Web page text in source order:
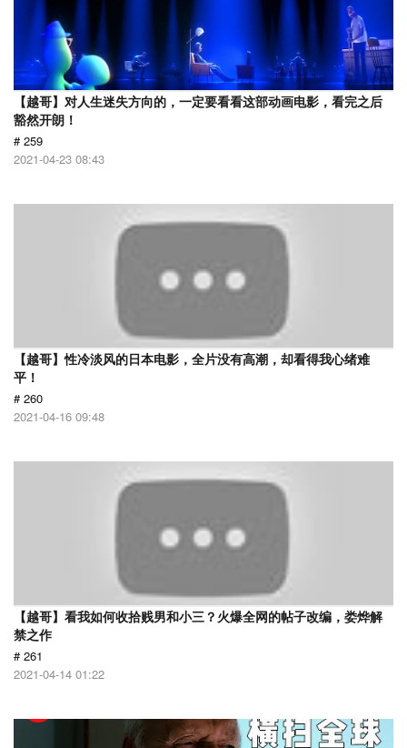
【越哥】对人生迷失方向的，一定要看看这部动画电影，看完之后
豁然开朗！
# 259
2021-04-23 08:43
【越哥】性冷淡风的日本电影，全片没有高潮，却看得我心绪难
平！
# 260
2021-04-16 09:48
【越哥】看我如何收拾贱男和小三？火爆全网的帖子改编，娄烨解
禁之作
# 261
2021-04-14 01:22